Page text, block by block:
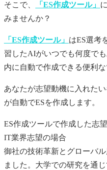
そこで、
「ES作成ツール」
みませんか？
「ES作成ツール」 はES選考
習したAIがいつでも何度で
内に自動で作成できる便利な
あなたが志望動機に入れたい
が自動でESを作成します。
ES作成ツールで作成した志
IT業界志望の場合
御社の技術革新とグローバ
ました。大学での研究を通